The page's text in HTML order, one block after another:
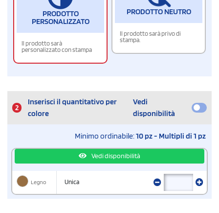
PRODOTTO
PERSONALIZZATO
Il prodotto sarà
personalizzato con stampa
PRODOTTO NEUTRO
Il prodotto sarà privo di
stampa.
2
Inserisci il quantitativo per
colore
Vedi
disponibilità
Minimo ordinabile:10 pz - Multipli di 1 pz
Vedi disponibilità
Legno Unica